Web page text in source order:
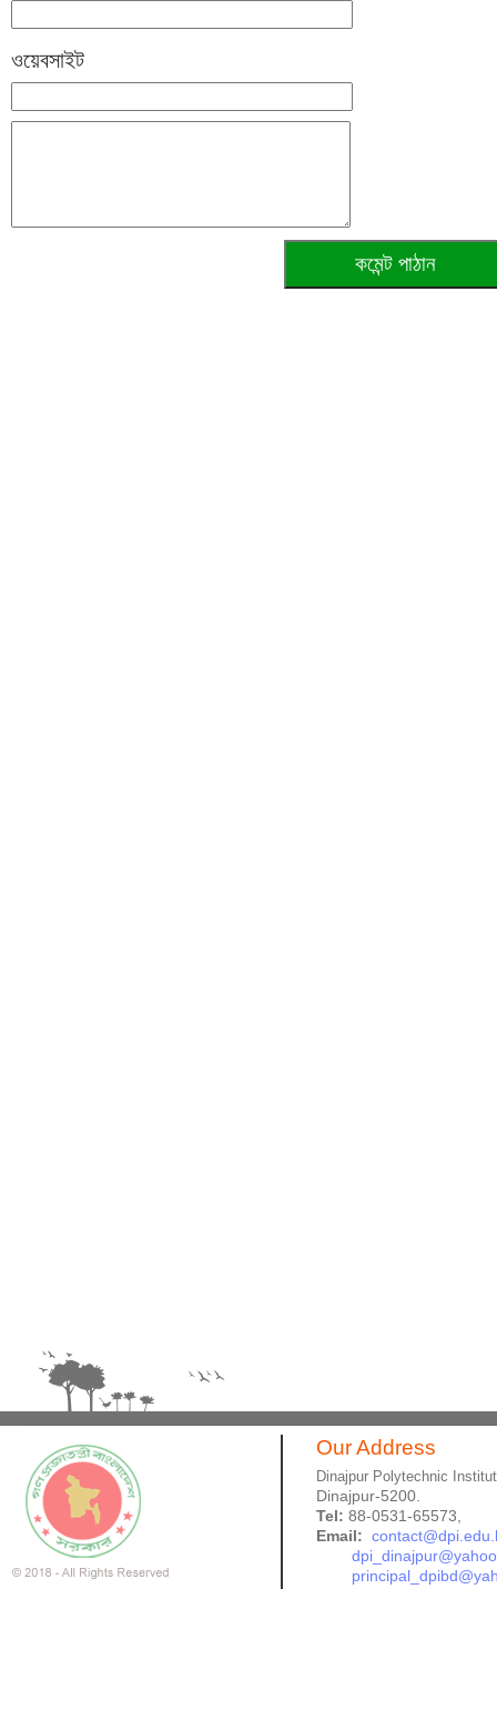
ওয়েবসাইট
Our Address
Dinajpur Polytechnic
Dinajpur-5200.
Tel: 88-0531-65573,
Email: